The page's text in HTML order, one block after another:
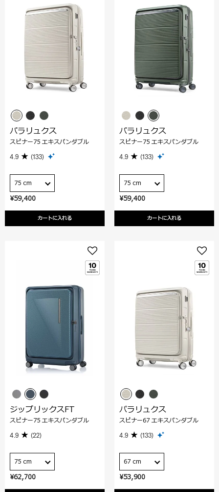
¥59,400
カートに入れる
パラリュクス
スピナー75 エキスパンダブル
4.9 (133)
75 cm
¥59,400
カートに入れる
パラリュクス
スピナー75 エキスパンダブル
4.9 (133)
75 cm
¥62,700
ジップリックスFT
スピナー75 エキスパンダブル
4.9 (22)
75 cm
¥53,900
パラリュクス
スピナー67 エキスパンダブル
4.9 (133)
67 cm